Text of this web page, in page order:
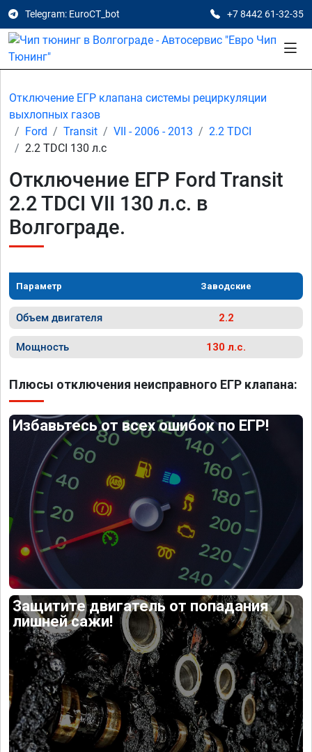
Telegram: EuroCT_bot +7 8442 61-32-35
Отключение ЕГР клапана системы рециркуляции
выхлопных газов
Ford
Transit VII - 2006 - 2013
2.2 TDCI
2.2 TDCI 130 л.с
Отключение ЕГР Ford Transit
2.2 TDCI VII 130 л.с. в
Волгограде.
Параметр Заводские
Объем двигателя 2.2
Мощность 130 л.с.
Плюсы отключения неисправного ЕГР клапана:
Избавьтесь от всех ошибок по ЕГР!
Защитите двигатель от попадания
лишней сажи!